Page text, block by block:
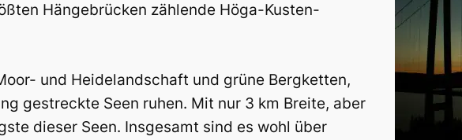
Hängebrücken zählende Höga-Kusten-
und Heidelandschaft und grüne Bergketten,
gestreckte Seen ruhen. Mit nur 3 km Breite, aber
dieser Seen. Insgesamt sind es wohl über